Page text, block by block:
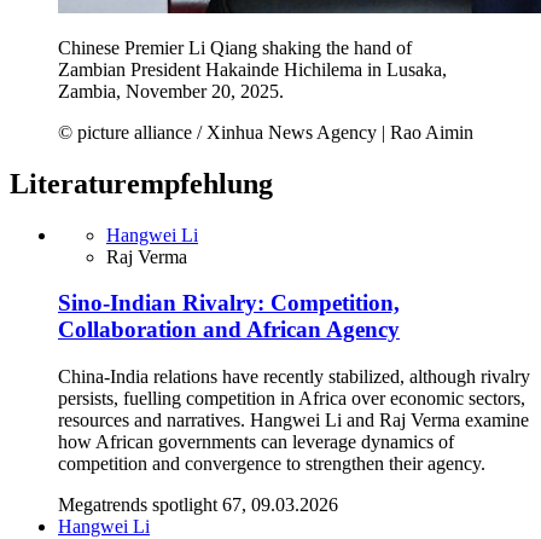
Chinese Premier Li Qiang shaking the hand of
Zambian President Hakainde Hichilema in Lusaka,
Zambia, November 20, 2025.
© picture alliance / Xinhua News Agency | Rao Aimin
Literaturempfehlung
Hangwei Li
Raj Verma
Sino-Indian Rivalry: Competition,
Collaboration and African Agency
China-India relations have recently stabilized, although rivalry
persists, fuelling competition in Africa over economic sectors,
resources and narratives. Hangwei Li and Raj Verma examine
how African governments can leverage dynamics of
competition and convergence to strengthen their agency.
Megatrends spotlight 67, 09.03.2026
Hangwei Li